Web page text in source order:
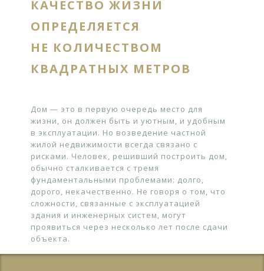
КАЧЕСТВО ЖИЗНИ
ОПРЕДЕЛЯЕТСЯ
НЕ КОЛИЧЕСТВОМ
КВАДРАТНЫХ МЕТРОВ
Дом — это в первую очередь место для
жизни, он должен быть и уютным, и удобным
в эксплуатации. Но возведение частной
жилой недвижимости всегда связано с
рисками. Человек, решивший построить дом,
обычно сталкивается с тремя
фундаментальными проблемами: долго,
дорого, некачественно. Не говоря о том, что
сложности, связанные с эксплуатацией
здания и инженерных систем, могут
проявиться через несколько лет после сдачи
объекта.